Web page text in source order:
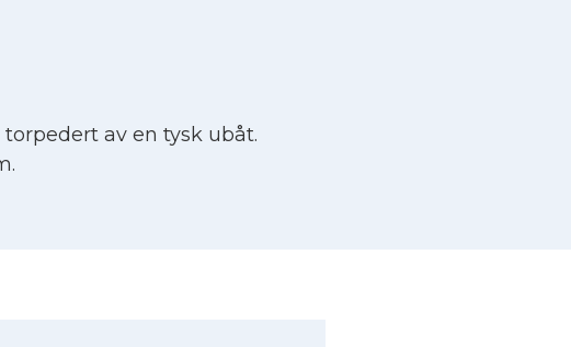
torpedert av en tysk ubåt.